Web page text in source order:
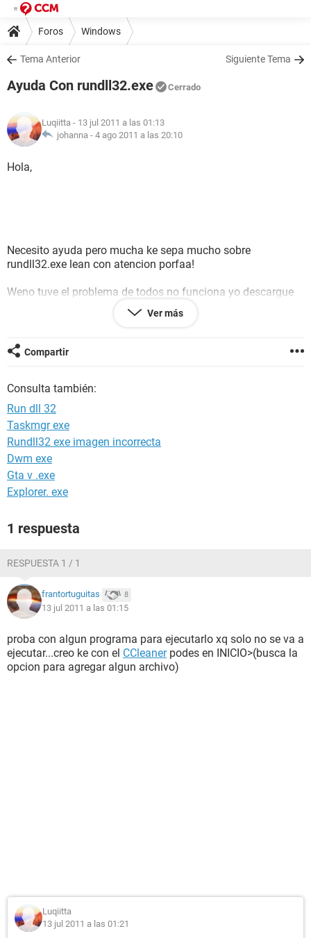
Foros Windows
Tema Anterior Siguiente Tema
Ayuda Con rundll32.exe Cerrado
Luqiitta - 13 jul 2011 a las 01:13
johanna - 4 ago 2011 a las 20:10
Hola,
Necesito ayuda pero mucha ke sepa mucho sobre
rundll32.exe lean con atencion porfaa!
Weno tuve el problema de todos no funciona yo descargue
muchos de esos los copie y pegue reinicie la makina y no
pasa nada los copie de otro ordenador y tapoco segui
aparece abrir con y no puedo hacer absolutamente nada
nisikiera apretar segundo boton y ir a propiedades y nisikiera
descargas y no pude ayuuda!
Ver más
Compartir
Consulta también:
Run dll 32
Taskmgr exe
Rundll32 exe imagen incorrecta
Dwm exe
Gta v .exe
Explorer. exe
1 respuesta
RESPUESTA 1 / 1
frantortuguitas 8
13 jul 2011 a las 01:15
proba con algun programa para ejecutarlo xq solo no se va a
ejecutar...creo ke con el CCleanerpodes en INICIO>(busca la
opcion para agregar algun archivo)
Luqiitta
13 jul 2011 a las 01:21